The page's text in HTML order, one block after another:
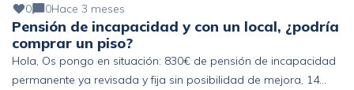
0 0Hace 3 meses
Pensión de incapacidad y con un local, ¿podría
comprar un piso?
Hola, Os pongo en situación: 830€ de pensión de incapacidad
permanente ya revisada y fija sin posibilidad de mejora, 14